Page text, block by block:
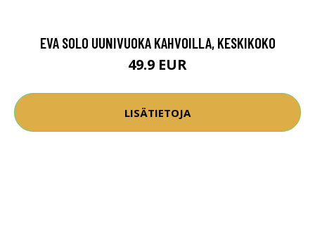
EVA SOLO UUNIVUOKA KAHVOILLA, KESKIKOKO
49.9 EUR
LISÄTIETOJA